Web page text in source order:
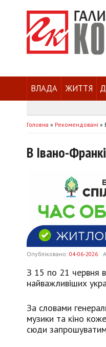
ВЛАДА ЖИТТЯ
Головна » Рекомендовані »
В Івано-
Опубліковано: 04-06-2026
З 15 по 21 червня
найважливіших
За словами
музики та кіно
сюди